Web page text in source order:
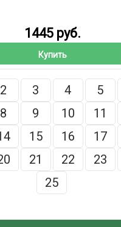
1445 руб.
Купить
2 3 4 5
8 9 10 11
15 16 17
21 22 23
25